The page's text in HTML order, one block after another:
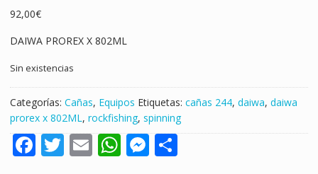
92,00€
DAIWA PROREX X 802ML
Sin existencias
Categorías: Cañas, Equipos Etiquetas: cañas 244, daiwa, daiwa
prorex x 802ML, rockfishing, spinning
F T E W M S